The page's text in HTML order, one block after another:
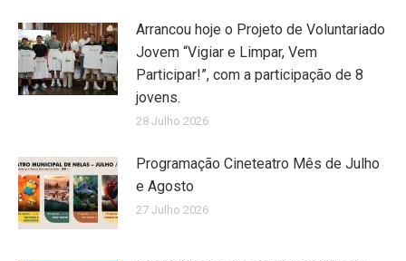
Arrancou hoje o Projeto de Voluntariado
Jovem “Vigiar e Limpar, Vem
Participar!”, com a participação de 8
jovens.
28 Julho 2026
Programação Cineteatro Mês de Julho
e Agosto
27 Julho 2026